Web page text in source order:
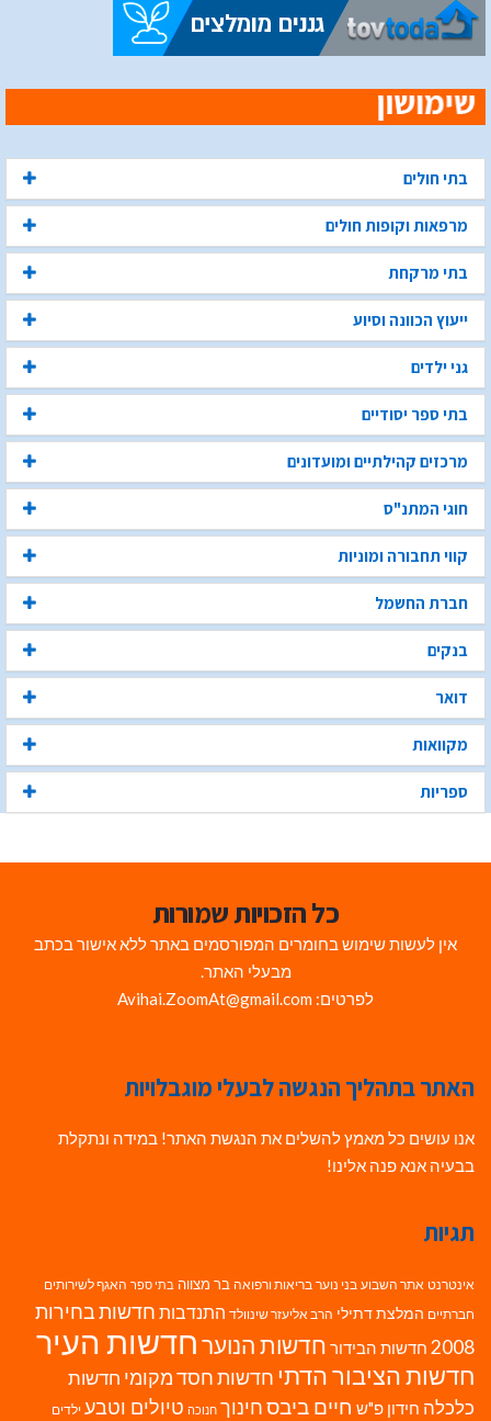
בתי חולים
מרפאות וקופות חולים
בתי מרקחת
ייעוץ הכוונה וסיוע
גני ילדים
בתי ספר יסודיים
מרכזים קהילתיים ומועדונים
חוגי המתנ"ס
קווי תחבורה ומוניות
חברת החשמל
בנקים
דואר
מקוואות
ספריות
כל הזכויות שמורות
אין לעשות שימוש בחומרים המפורסמים באתר ללא אישור בכתב
מבעלי האתר.
לפרטים: Avihai.ZoomAt@gmail.com
האתר בתהליך הנגשה לבעלי מוגבלויות
אנו עושים כל מאמץ להשלים את הנגשת האתר! במידה ונתקלת
בבעיה אנא פנה אלינו!
תגיות
אינטרנט אתר השבוע בני נוער בריאות ורפואה בר מצווה בתי ספר האגף לשירותים
חברתיים המלצת דתילי הרב אליעזר שינוולד התנדבות חדשות בחירות
2008 חדשות הבידור חדשות הנוערחדשות העיר
חדשות הציבור הדתי חדשות חסד מקומי חדשות
כלכלה חידון פ"ש חיים ביבסחינוך חנוכה טיולים וטבע ילדים